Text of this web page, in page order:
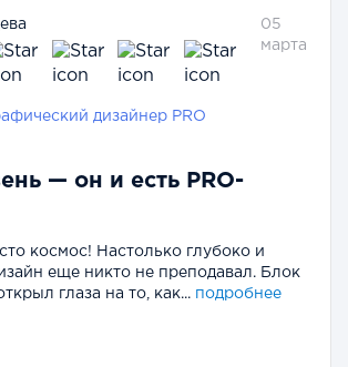
05
марта
дизайнер PRO
— он и есть PRO-
космос! Настолько глубоко и
еще никто не преподавал. Блок
глаза на то, как... подробнее